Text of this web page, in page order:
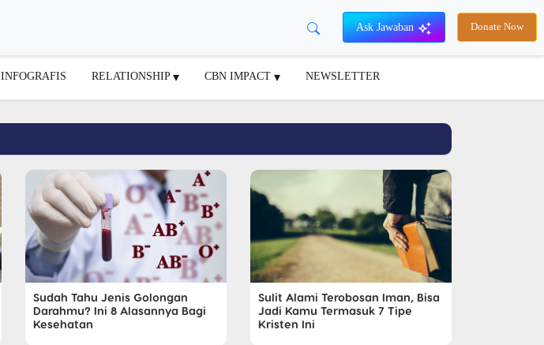
Ask Jawaban Donate Now
INFOGRAFIS RELATIONSHIP CBN IMPACT NEWSLETTER
Sudah Tahu Jenis Golongan
Darahmu? Ini 8 Alasannya Bagi
Kesehatan
Sulit Alami Terobosan Iman, Bisa
Jadi Kamu Termasuk 7 Tipe
Kristen Ini